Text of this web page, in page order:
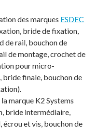
des marques ESDEC
bride de fixation,
de rail, bouchon de
de montage, crochet de
pour micro-
finale, bouchon de
marque K2 Systems
bride intermédiaire,
et vis, bouchon de